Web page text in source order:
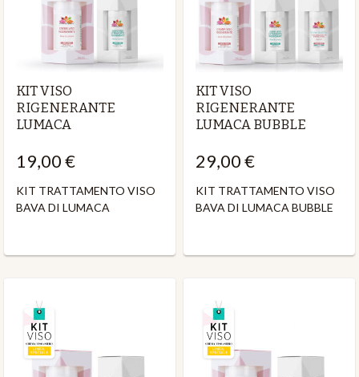
KIT VISO
RIGENERANTE
LUMACA
19,00 €
KIT TRATTAMENTO VISO
BAVA DI LUMACA
KIT VISO
RIGENERANTE
LUMACA BUBBLE
29,00 €
KIT TRATTAMENTO VISO
BAVA DI LUMACA BUBBLE